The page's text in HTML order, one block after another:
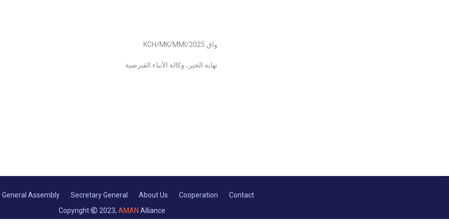
واق KCH/MK/MMI/2025
نهاية الخبر، وكالة الأنباء القبرصية
General Assembly Secretary General About Us Cooperation
Contact
Copyright
2023,AMAN Alliance